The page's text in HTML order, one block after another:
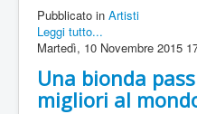
Pubblicato in Artisti
Leggi tutto...
Martedì, 10 Novembre 2015
Una bionda
migliori al